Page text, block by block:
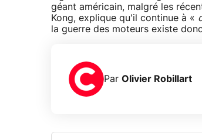
géant américain, malgré les
Kong, explique qu'il continue à «
la guerre des moteurs existe
Par Olivier Robillart